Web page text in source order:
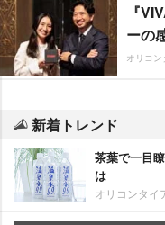
『
ーの
オリコ
新着トレンド
茶葉で一目
は
オリコンタイ